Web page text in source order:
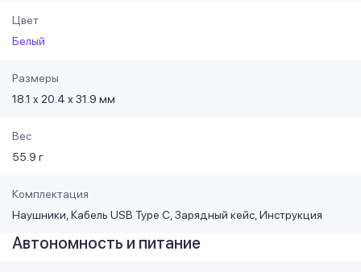
Цвет
Белый
Размеры
18.1 x 20.4 x 31.9 мм
Вес
55.9 г
Комплектация
Наушники, Кабель USB Type C, Зарядный кейс, Инструкция
Автономность и питание